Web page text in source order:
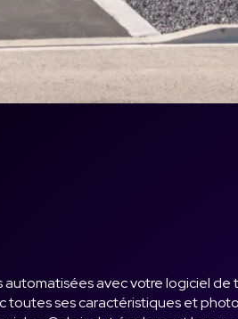
automatisées avec votre logiciel
toutes ses caractéristiques et